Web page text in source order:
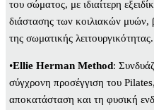
του σώματος, με ιδιαίτερη
διάστασης των κοιλιακών
της σωματικής λειτουργικότητας.
•Ellie Herman Method:
σύγχρονη προσέγγιση του
αποκατάσταση και τη φυσική